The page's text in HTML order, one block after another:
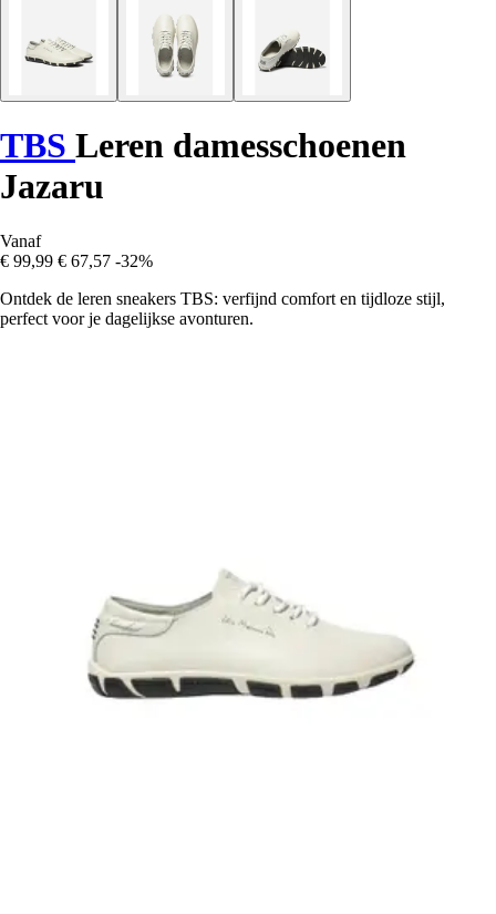
TBS Leren damesschoenen
Jazaru
Vanaf
€ 99,99 € 67,57 -32%
Ontdek de leren sneakers TBS: verfijnd comfort en tijdloze stijl,
perfect voor je dagelijkse avonturen.